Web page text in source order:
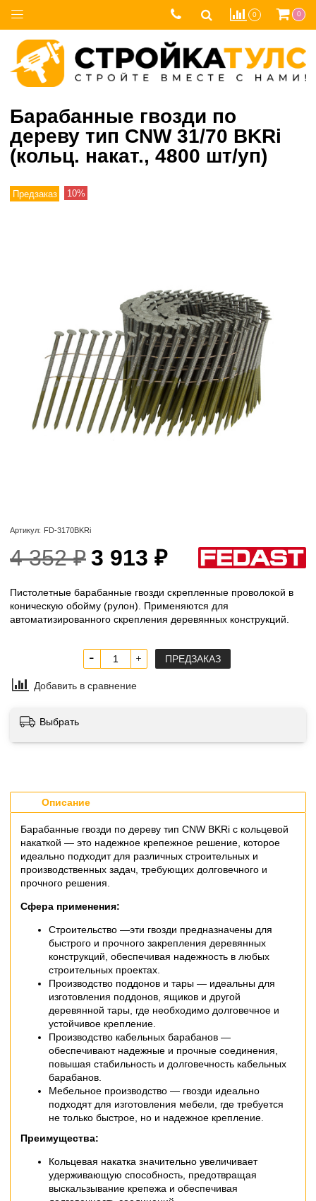
0 0
Барабанные гвозди по
дереву тип CNW 31/70 BKRi
(кольц. накат., 4800 шт/уп)
Предзаказ 10%
Артикул: FD-3170BKRi
4 352 ₽3 913 ₽
Пистолетные барабанные гвозди скрепленные проволокой в
коническую обойму (рулон). Применяются для
автоматизированного скрепления деревянных конструкций.
ПРЕДЗАКАЗ
Добавить в сравнение
Выбрать
Описание
Барабанные гвозди по дереву тип CNW BKRi с кольцевой
накаткой — это надежное крепежное решение, которое
идеально подходит для различных строительных и
производственных задач, требующих долговечного и
прочного решения.
Сфера применения:
Строительство —эти гвозди предназначены для
быстрого и прочного закрепления деревянных
конструкций, обеспечивая надежность в любых
строительных проектах.
Производство поддонов и тары — идеальны для
изготовления поддонов, ящиков и другой
деревянной тары, где необходимо долговечное и
устойчивое крепление.
Производство кабельных барабанов —
обеспечивают надежные и прочные соединения,
повышая стабильность и долговечность кабельных
барабанов.
Мебельное производство — гвозди идеально
подходят для изготовления мебели, где требуется
не только быстрое, но и надежное крепление.
Преимущества:
Кольцевая накатка значительно увеличивает
удерживающую способность, предотвращая
выскальзывание крепежа и обеспечивая